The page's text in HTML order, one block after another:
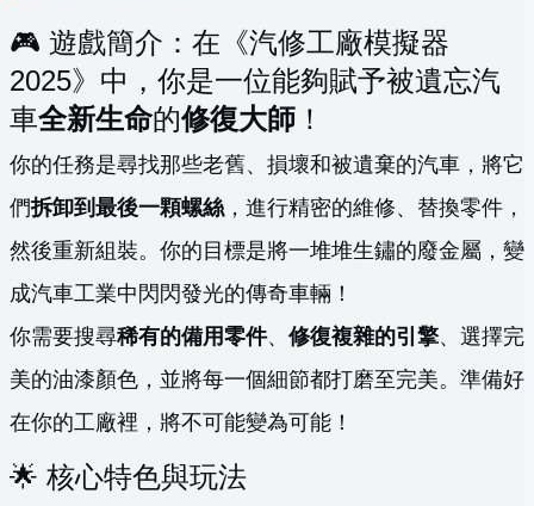
🎮 遊戲簡介：在《汽修工廠模擬器
2025》中，你是一位能夠賦予被遺忘汽
車全新生命的修復大師 ！
你的任務是尋找那些老舊、損壞和被遺棄的汽車，將它
們拆卸到最後一顆螺絲 ，進行精密的維修、替換零件，
然後重新組裝。你的目標是將一堆堆生鏽的廢金屬，變
成汽車工業中閃閃發光的傳奇車輛！
你需要搜尋稀有的備用零件、 修復複雜的引擎、選擇完
美的油漆顏色，並將每一個細節都打磨至完美。準備好
在你的工廠裡，將不可能變為可能！
🌟 核心特色與玩法